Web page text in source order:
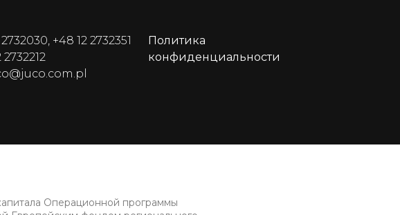
+48 12 2732351
2732212
Политика
конфиденциальности
Операционной программы